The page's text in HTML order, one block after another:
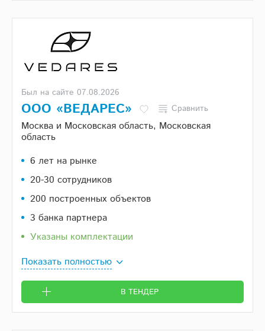
Был на сайте 07.08.2026
ООО «ВЕДАРЕС» Сравнить
Москва и Московская область, Московская
область
6 лет на рынке
20-30 сотрудников
200 построенных объектов
3 банка партнера
Указаны комплектации
Показать полностью
В ТЕНДЕР